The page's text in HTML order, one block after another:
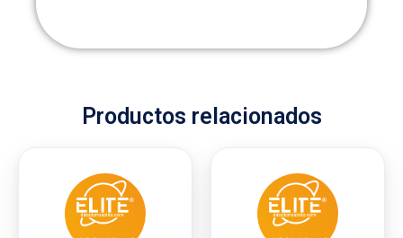
Productos relacionados